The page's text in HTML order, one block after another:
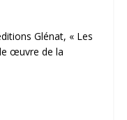
Glénat, « Les
œuvre de la